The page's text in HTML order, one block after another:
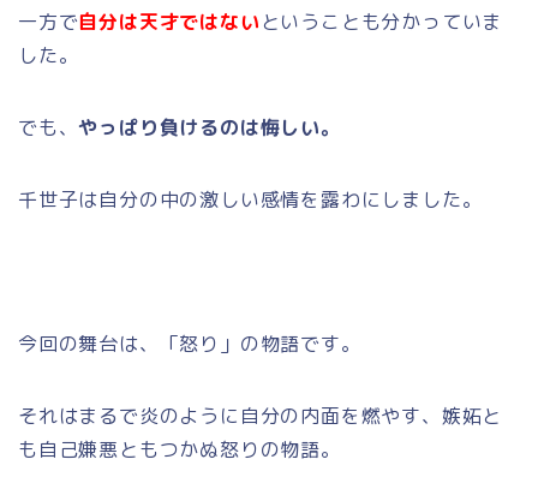
一方で自分は天才ではないということも分かっていま
した。
でも、やっぱり負けるのは悔しい。
千世子は自分の中の激しい感情を露わにしました。
今回の舞台は、「怒り」の物語です。
それはまるで炎のように自分の内面を燃やす、嫉妬と
も自己嫌悪ともつかぬ怒りの物語。